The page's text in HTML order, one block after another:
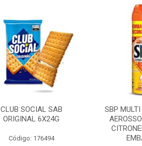
CLUB SOCIAL SAB
ORIGINAL 6X24G
Código: 176494
SBP